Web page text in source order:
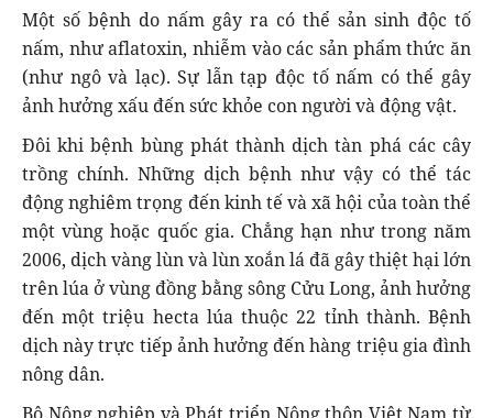
Một số bệnh do nấm gây ra có thể sản sinh độc tố
nấm, như aflatoxin, nhiễm vào các sản phẩm thức ăn
(như ngô và lạc). Sự lẫn tạp độc tố nấm có thể gây
ảnh hưởng xấu đến sức khỏe con người và động vật.
Đôi khi bệnh bùng phát thành dịch tàn phá các cây
trồng chính. Những dịch bệnh như vậy có thể tác
động nghiêm trọng đến kinh tế và xã hội của toàn thể
một vùng hoặc quốc gia. Chẳng hạn như trong năm
2006, dịch vàng lùn và lùn xoắn lá đã gây thiệt hại lớn
trên lúa ở vùng đồng bằng sông Cửu Long, ảnh hưởng
đến một triệu hecta lúa thuộc 22 tỉnh thành. Bệnh
dịch này trực tiếp ảnh hưởng đến hàng triệu gia đình
nông dân.